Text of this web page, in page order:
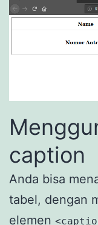
caption
Anda bisa
tabel, dengan
elemen